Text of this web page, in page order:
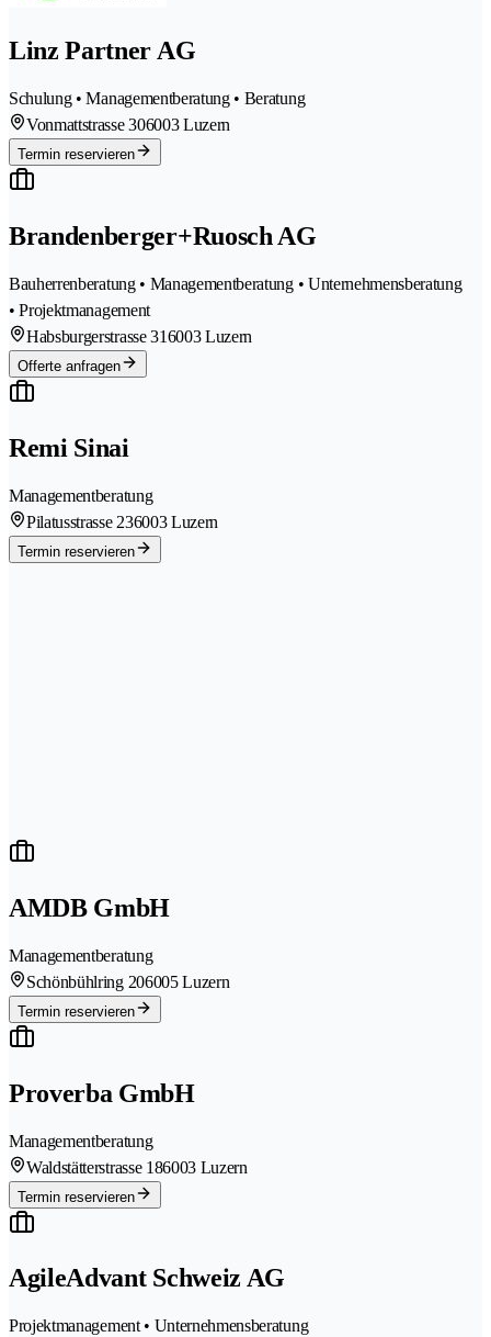
Linz Partner AG
Schulung • Managementberatung • Beratung
Vonmattstrasse 306003 Luzern
Termin reservieren
Brandenberger+Ruosch AG
Bauherrenberatung • Managementberatung • Unternehmensberatung
• Projektmanagement
Habsburgerstrasse 316003 Luzern
Offerte anfragen
Remi Sinai
Managementberatung
Pilatusstrasse 236003 Luzern
Termin reservieren
AMDB GmbH
Managementberatung
Schönbühlring 206005 Luzern
Termin reservieren
Proverba GmbH
Managementberatung
Waldstätterstrasse 186003 Luzern
Termin reservieren
AgileAdvant Schweiz AG
Projektmanagement • Unternehmensberatung